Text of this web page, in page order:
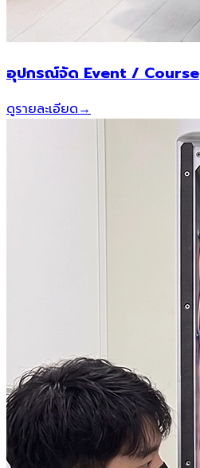
อุปกรณ์จัด Event / Course
ดูรายละเอียด→